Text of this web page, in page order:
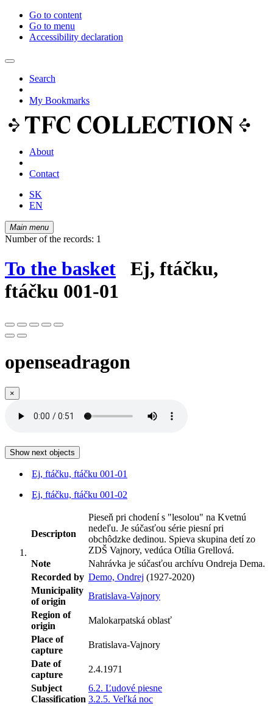
Go to content
Go to menu
Accessibility declaration
Search
My Bookmarks
About
Contact
SK
EN
Main menu
Number of the records: 1
To the basket Ej, ftáčku,
ftáčku 001-01
openseadragon
×
Show next objects
Ej, ftáčku, ftáčku 001-01
Ej, ftáčku, ftáčku 001-02
Descripton
Pieseň pri chodení s "lesolou" na Kvetnú
nedeľu. Je súčasťou série piesní pri
obchôdzke dedinou. Spieva skupina detí zo
ZDŠ Vajnory, vedúca Otília Grellová.
Note
Nahrávka je súčasťou archívu Ondreja Dema.
Recorded by Demo, Ondrej (1927-2020)
Municipality
of origin
Bratislava-Vajnory
Region of
origin
Malokarpatská oblasť
Place of
capture
Bratislava-Vajnory
Date of
capture
2.4.1971
Subject
Classification
6.2. Ľudové piesne
3.2.5. Veľká noc